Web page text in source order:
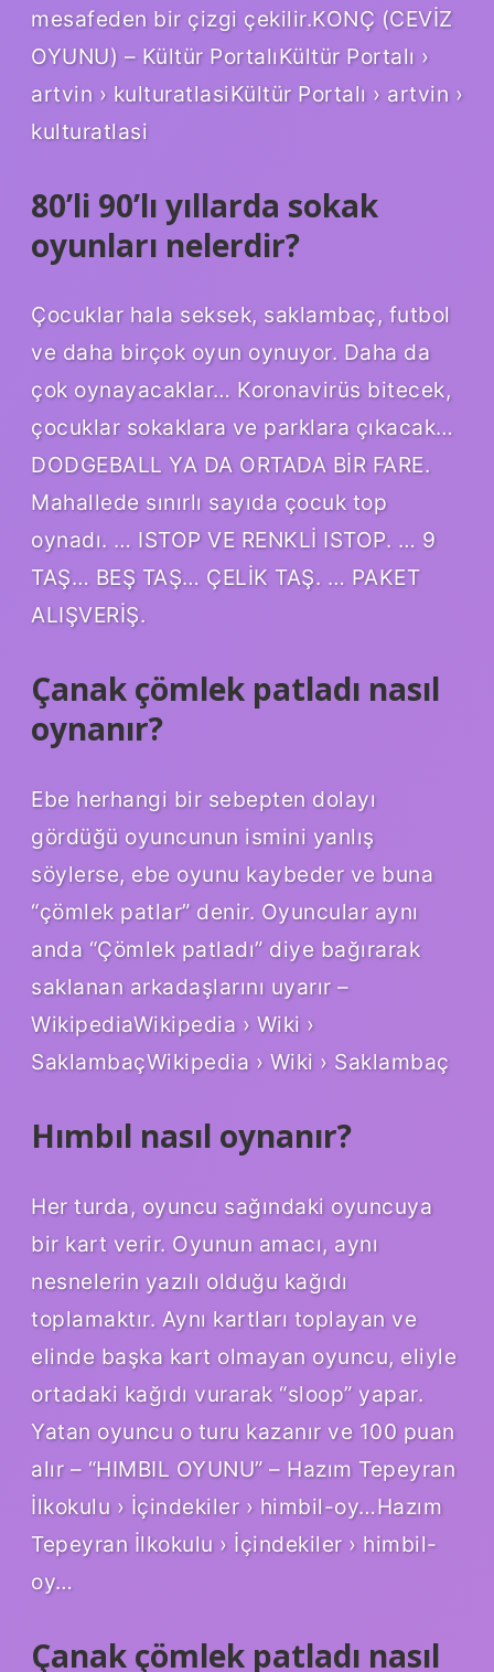
mesafeden bir çizgi çekilir.KONÇ (CEVİZ
OYUNU) – Kültür PortalıKültür Portalı ›
artvin › kulturatlasiKültür Portalı › artvin ›
kulturatlasi
80’li 90’lı yıllarda sokak
oyunları nelerdir?
Çocuklar hala seksek, saklambaç, futbol
ve daha birçok oyun oynuyor. Daha da
çok oynayacaklar… Koronavirüs bitecek,
çocuklar sokaklara ve parklara çıkacak…
DODGEBALL YA DA ORTADA BİR FARE.
Mahallede sınırlı sayıda çocuk top
oynadı. … ISTOP VE RENKLİ ISTOP. … 9
TAŞ… BEŞ TAŞ… ÇELİK TAŞ. … PAKET
ALIŞVERİŞ.
Çanak çömlek patladı nasıl
oynanır?
Ebe herhangi bir sebepten dolayı
gördüğü oyuncunun ismini yanlış
söylerse, ebe oyunu kaybeder ve buna
“çömlek patlar” denir. Oyuncular aynı
anda “Çömlek patladı” diye bağırarak
saklanan arkadaşlarını uyarır –
WikipediaWikipedia › Wiki ›
SaklambaçWikipedia › Wiki › Saklambaç
Hımbıl nasıl oynanır?
Her turda, oyuncu sağındaki oyuncuya
bir kart verir. Oyunun amacı, aynı
nesnelerin yazılı olduğu kağıdı
toplamaktır. Aynı kartları toplayan ve
elinde başka kart olmayan oyuncu, eliyle
ortadaki kağıdı vurarak “sloop” yapar.
Yatan oyuncu o turu kazanır ve 100 puan
alır – “HIMBIL OYUNU” – Hazım Tepeyran
İlkokulu › İçindekiler › himbil-oy…Hazım
Tepeyran İlkokulu › İçindekiler › himbil-
oy…
Çanak çömlek patladı nasıl